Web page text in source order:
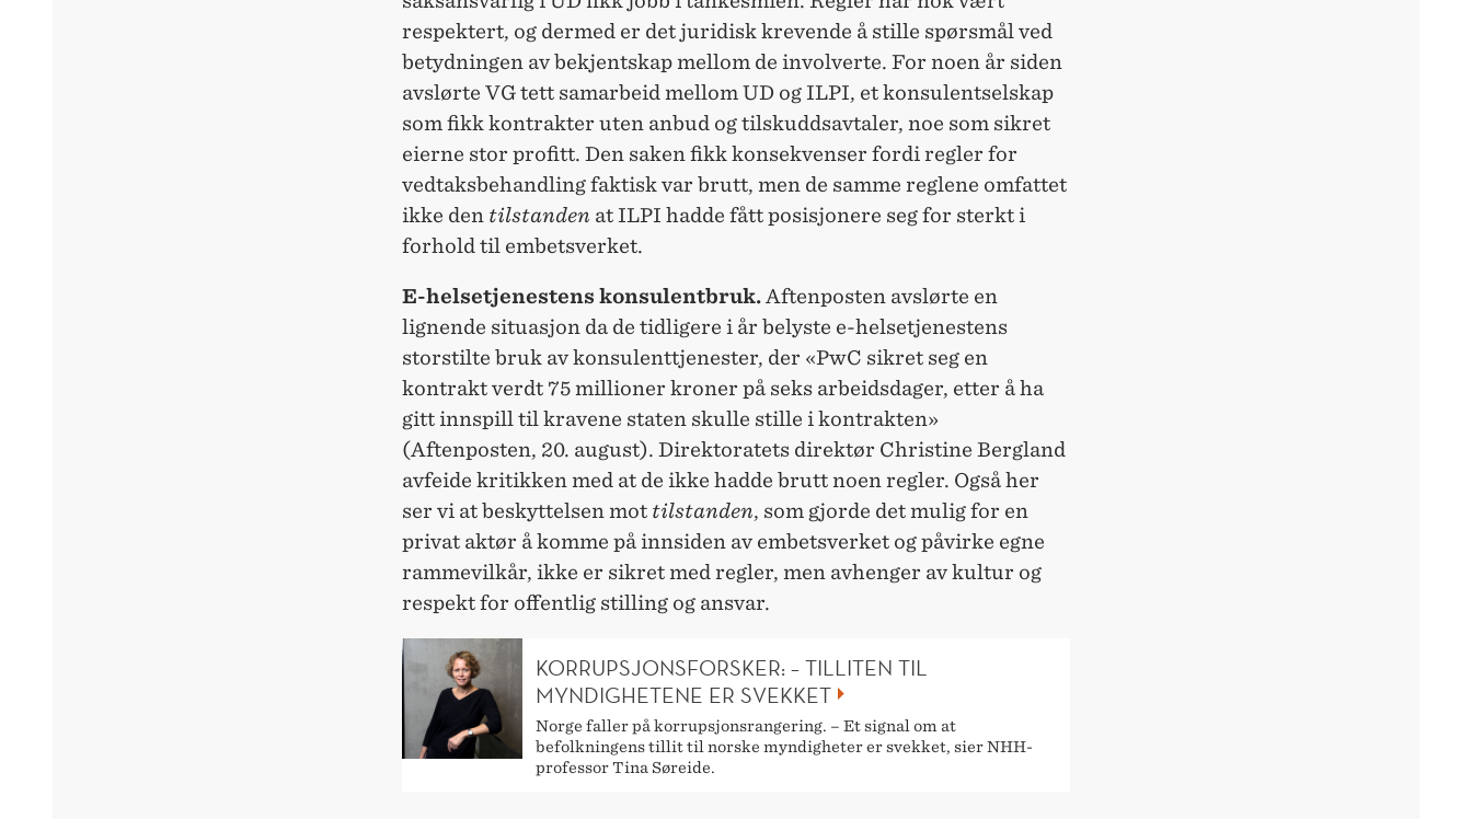
respektert, og dermed er det juridisk krevende å stille spørsmål ved
betydningen av bekjentskap mellom de involverte. For noen år siden
avslørte VG tett samarbeid mellom UD og ILPI, et konsulentselskap
som fikk kontrakter uten anbud og tilskuddsavtaler, noe som sikret
eierne stor profitt. Den saken fikk konsekvenser fordi regler for
vedtaksbehandling faktisk var brutt, men de samme reglene omfattet
ikke den tilstanden at ILPI hadde fått posisjonere seg for sterkt i
forhold til embetsverket.
E-helsetjenestens konsulentbruk.Aftenposten avslørte en
lignende situasjon da de tidligere i år belyste e-helsetjenestens
storstilte bruk av konsulenttjenester, der «PwC sikret seg en
kontrakt verdt 75 millioner kroner på seks arbeidsdager, etter å ha
gitt innspill til kravene staten skulle stille i kontrakten»
(Aftenposten, 20. august). Direktoratets direktør Christine Bergland
avfeide kritikken med at de ikke hadde brutt noen regler. Også her
ser vi at beskyttelsen mot tilstanden, som gjorde det mulig for en
privat aktør å komme på innsiden av embetsverket og påvirke egne
rammevilkår, ikke er sikret med regler, men avhenger av kultur og
respekt for offentlig stilling og ansvar.
KORRUPSJONSFORSKER: – TILLITEN TIL
MYNDIGHETENE ER SVEKKET
Norge faller på korrupsjonsrangering. – Et signal om at
befolkningens tillit til norske myndigheter er svekket, sier NHH-
professor Tina Søreide.